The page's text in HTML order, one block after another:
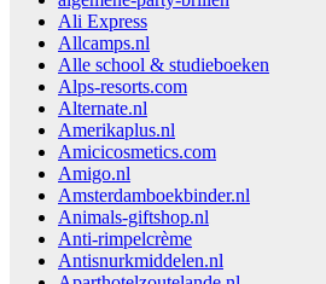
Ali Express
Allcamps.nl
Alle school & studieboeken
Alps-resorts.com
Alternate.nl
Amerikaplus.nl
Amicicosmetics.com
Amigo.nl
Amsterdamboekbinder.nl
Animals-giftshop.nl
Anti-rimpelcrème
Antisnurkmiddelen.nl